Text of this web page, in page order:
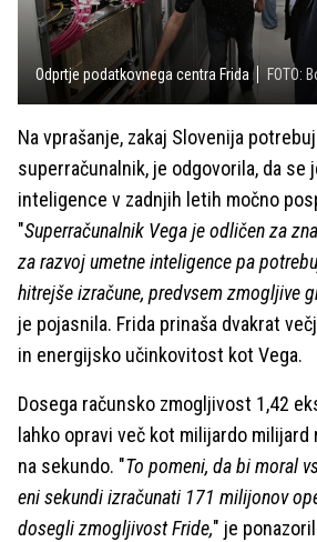
Odprtje podatkovnega centra Frida FOTO:
Na vprašanje, zakaj Slovenija
superračunalnik, je odgovorila, da se
inteligence v zadnjih letih močno
"Superračunalnik Vega je odličen za
za razvoj umetne inteligence pa
hitrejše izračune, predvsem zmogljive
je pojasnila. Frida prinaša dvakrat
in energijsko učinkovitost kot Vega.
Dosega računsko zmogljivost 1,42
lahko opravi več kot milijardo
na sekundo. "To pomeni, da bi moral
eni sekundi izračunati 171 milijonov
dosegli zmogljivost Fride," je